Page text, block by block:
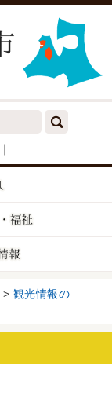
｜
> 観光情報の